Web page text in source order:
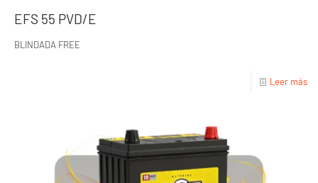
EFS 55 PVD/E
BLINDADA FREE
Leer más